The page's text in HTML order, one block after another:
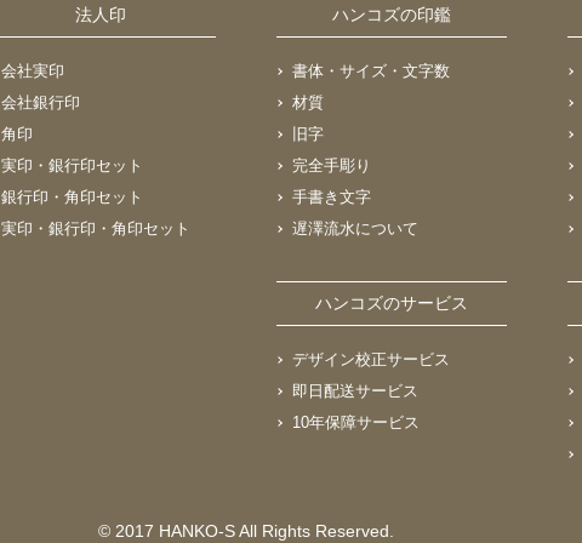
法人印
会社実印
会社銀行印
角印
実印・銀行印セット
銀行印・角印セット
実印・銀行印・角印セット
ハンコズの印鑑
書体・サイズ・文字数
材質
旧字
完全手彫り
手書き文字
遅澤流水について
ハンコズのサービス
デザイン校正サービス
即日配送サービス
10年保障サービス
© 2017 HANKO-S All Rights Reserved.